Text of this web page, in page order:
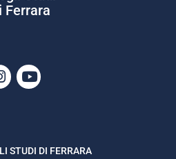
Ferrara
Instagram
Youtube
STUDI DI FERRARA